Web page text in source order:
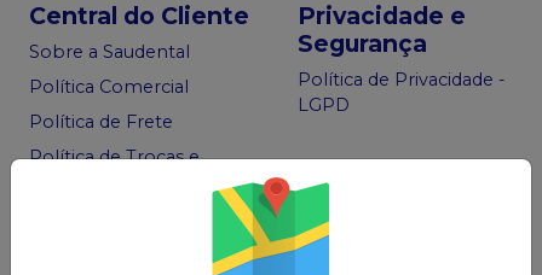
Central do Cliente
Sobre a Saudental
Política Comercial
Política de Frete
Política de Trocas e
Privacidade e
Segurança
Política de Privacidade -
LGPD